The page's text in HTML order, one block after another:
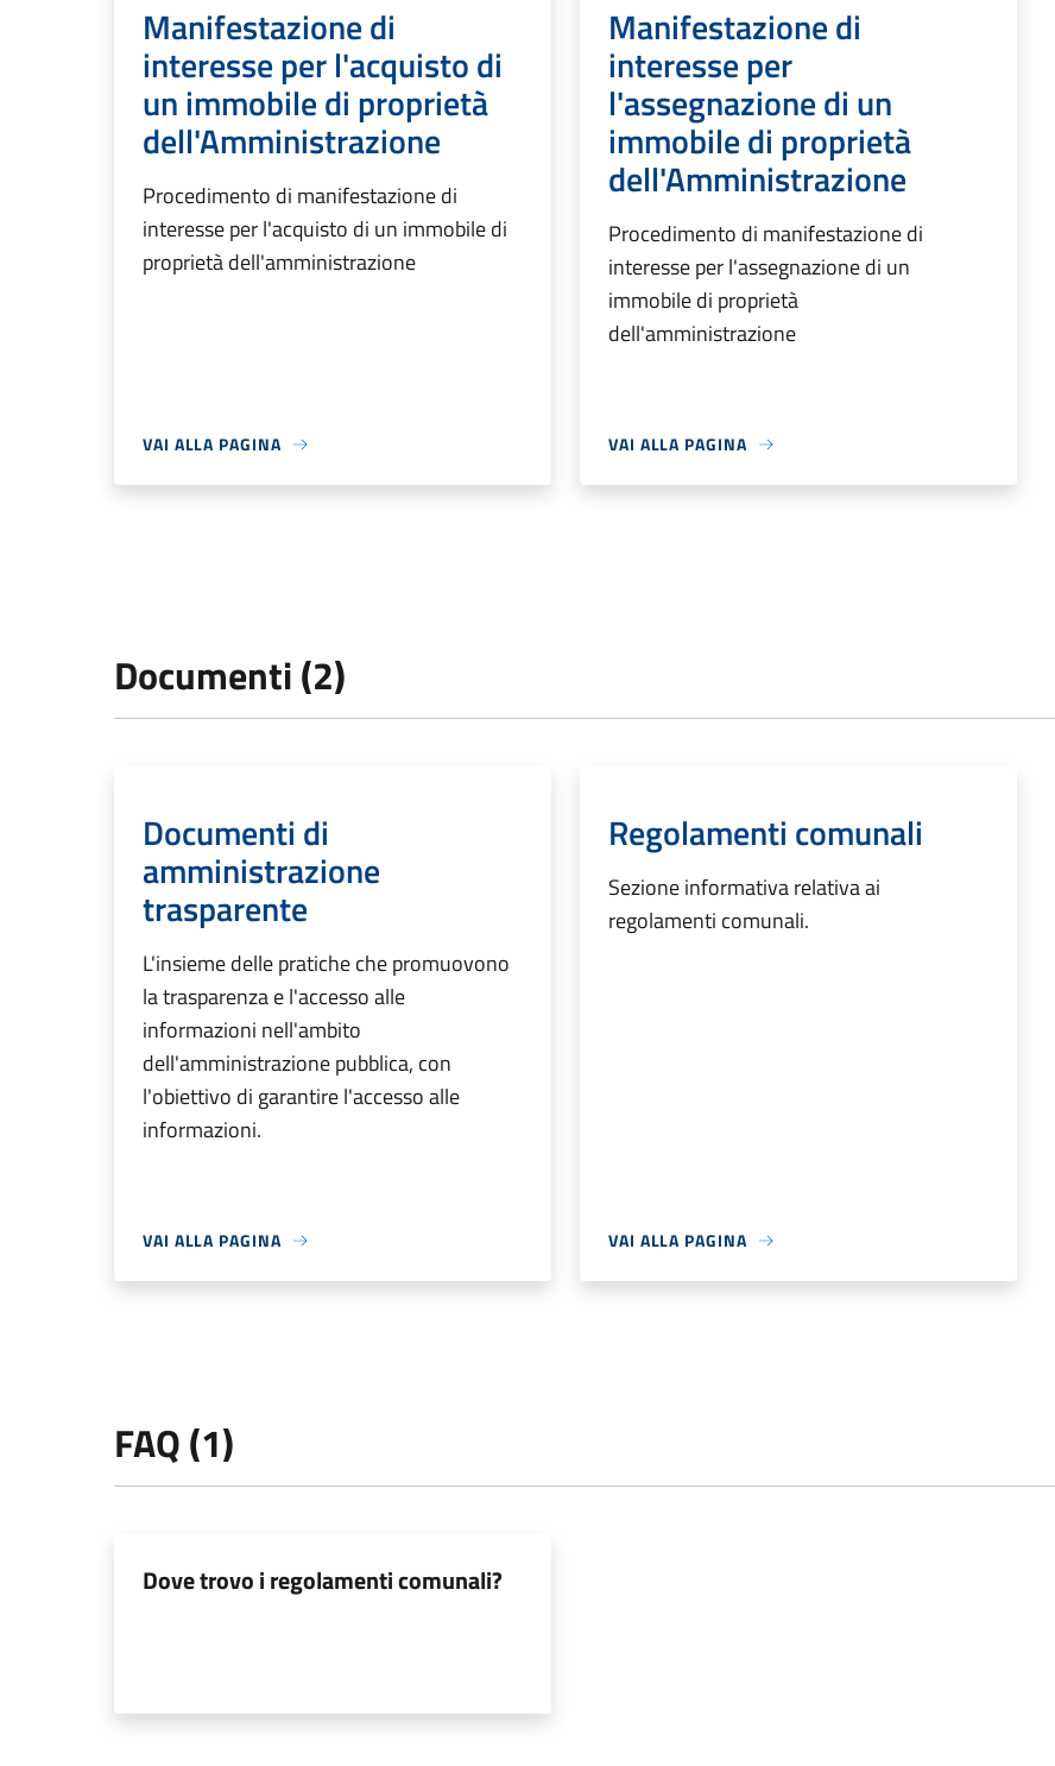
Manifestazione di
interesse per l'acquisto di
un immobile di proprietà
dell'Amministrazione
Procedimento di manifestazione di
interesse per l'acquisto di un immobile di
proprietà dell'amministrazione
VAI ALLA PAGINA
Manifestazione di
interesse per
l'assegnazione di un
immobile di proprietà
dell'Amministrazione
Procedimento di manifestazione di
interesse per l'assegnazione di un
immobile di proprietà
dell'amministrazione
VAI ALLA PAGINA
Documenti (2)
Documenti di
amministrazione
trasparente
L'insieme delle pratiche che promuovono
la trasparenza e l'accesso alle
informazioni nell'ambito
dell'amministrazione pubblica, con
l'obiettivo di garantire l'accesso alle
informazioni.
VAI ALLA PAGINA
Regolamenti comunali
Sezione informativa relativa ai
regolamenti comunali.
VAI ALLA PAGINA
FAQ (1)
Dove trovo i regolamenti comunali?